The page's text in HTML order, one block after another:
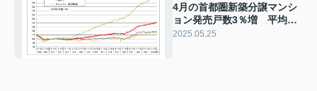
4月の首都圏新築分譲マンシ
ョン発売戸数3％増 平均価
格は下落（日経新聞記事よ
2025.05.25